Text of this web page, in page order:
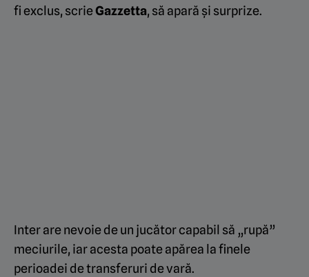
fi exclus, scrieGazzetta, să apară și surprize.
Inter are nevoie de un jucător capabil să „rupă”
meciurile, iar acesta poate apărea la finele
perioadei de transferuri de vară.